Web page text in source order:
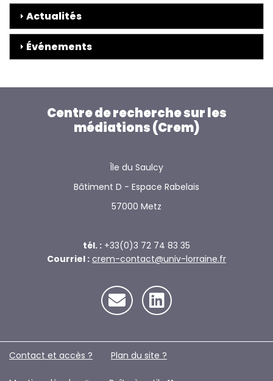
Actualités
Événements
Centre de recherche sur les
médiations (Crem)
Île du Saulcy
Bâtiment D - Espace Rabelais
57000 Metz
tél. : +33(0)3 72 74 83 35
Courriel : crem-contact@univ-lorraine.fr
Contact et accès ? Plan du site ?️